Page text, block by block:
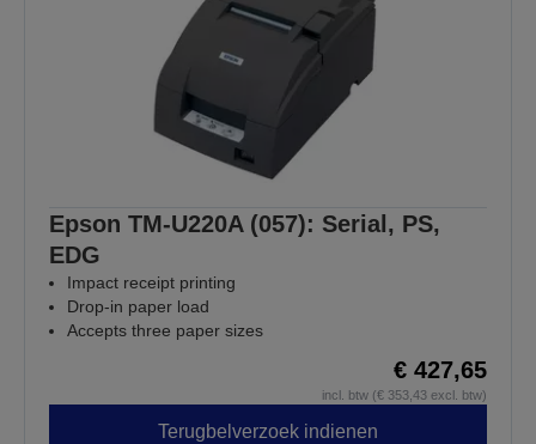
Epson TM-U220A (057): Serial, PS,
EDG
Impact receipt printing
Drop-in paper load
Accepts three paper sizes
€ 427,65
incl. btw (€ 353,43 excl. btw)
Terugbelverzoek indienen